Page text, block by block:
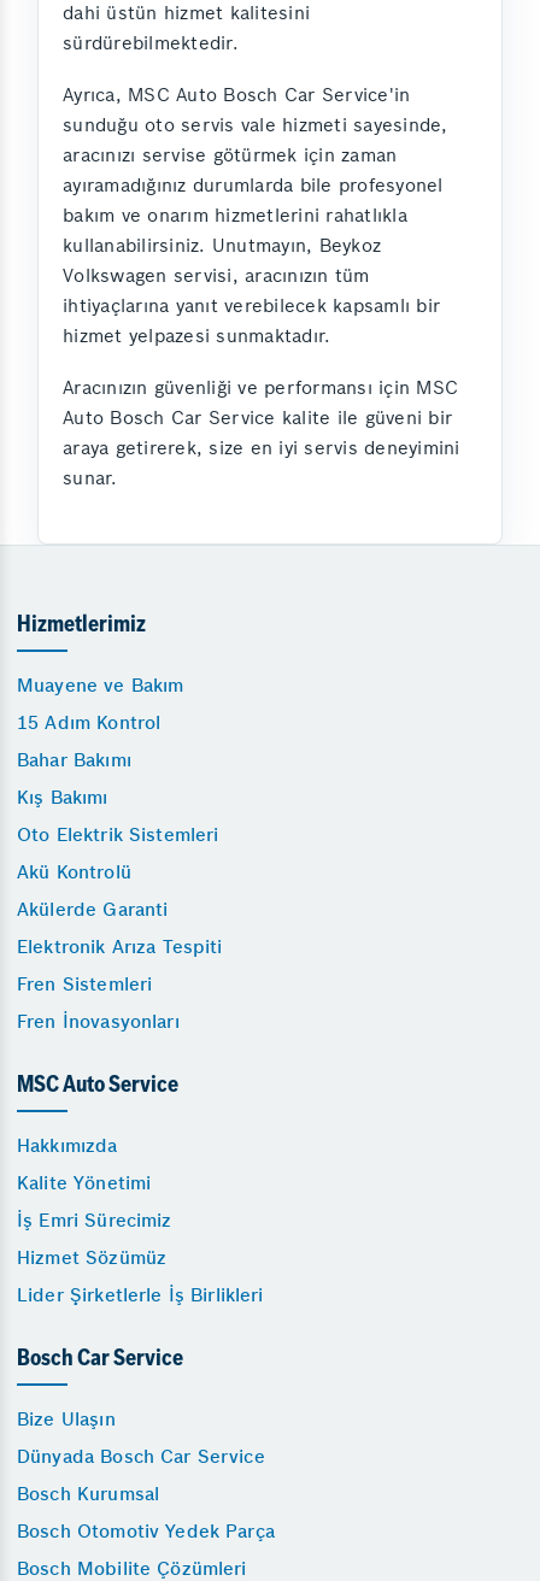
dahi üstün hizmet kalitesini
sürdürebilmektedir.
Ayrıca, MSC Auto Bosch Car Service'in
sunduğu oto servis vale hizmeti sayesinde,
aracınızı servise götürmek için zaman
ayıramadığınız durumlarda bile profesyonel
bakım ve onarım hizmetlerini rahatlıkla
kullanabilirsiniz. Unutmayın, Beykoz
Volkswagen servisi, aracınızın tüm
ihtiyaçlarına yanıt verebilecek kapsamlı bir
hizmet yelpazesi sunmaktadır.
Aracınızın güvenliği ve performansı için MSC
Auto Bosch Car Service kalite ile güveni bir
araya getirerek, size en iyi servis deneyimini
sunar.
Hizmetlerimiz
Muayene ve Bakım
15 Adım Kontrol
Bahar Bakımı
Kış Bakımı
Oto Elektrik Sistemleri
Akü Kontrolü
Akülerde Garanti
Elektronik Arıza Tespiti
Fren Sistemleri
Fren İnovasyonları
MSC Auto Service
Hakkımızda
Kalite Yönetimi
İş Emri Sürecimiz
Hizmet Sözümüz
Lider Şirketlerle İş Birlikleri
Bosch Car Service
Bize Ulaşın
Dünyada Bosch Car Service
Bosch Kurumsal
Bosch Otomotiv Yedek Parça
Bosch Mobilite Çözümleri